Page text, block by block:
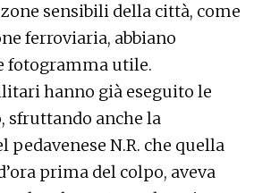
sensibili della città, come
ferroviaria, abbiano
fotogramma utile.
hanno già eseguito le
sfruttando anche la
N.R. che quella
prima del colpo, aveva